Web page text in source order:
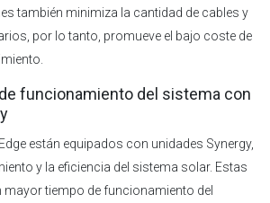
también minimiza la cantidad de cables y
por lo tanto, promueve el bajo coste de
funcionamiento del sistema con
están equipados con unidades Synergy,
y la eficiencia del sistema solar. Estas
mayor tiempo de funcionamiento del